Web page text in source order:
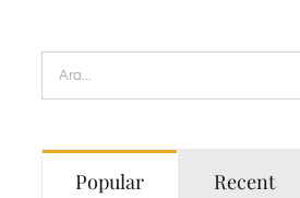
Ara:
Popular Recent